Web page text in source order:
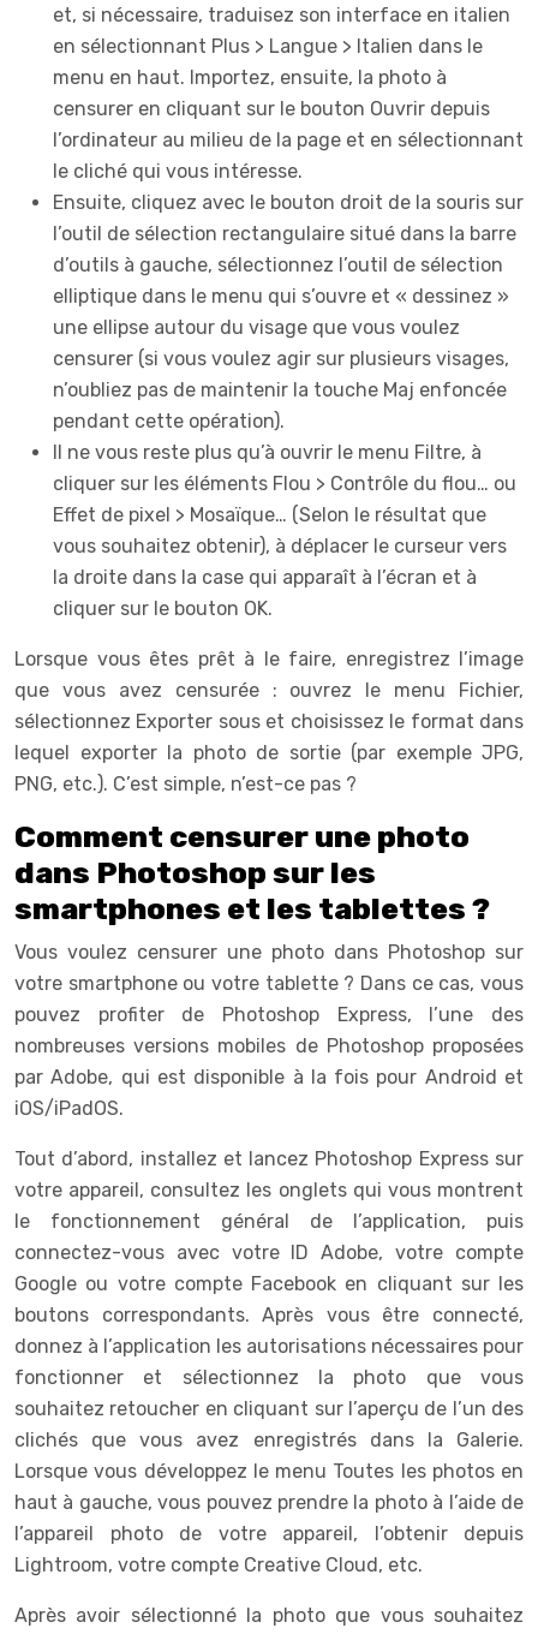
et, si nécessaire, traduisez son interface en italien
en sélectionnant Plus > Langue > Italien dans le
menu en haut. Importez, ensuite, la photo à
censurer en cliquant sur le bouton Ouvrir depuis
l’ordinateur au milieu de la page et en sélectionnant
le cliché qui vous intéresse.
Ensuite, cliquez avec le bouton droit de la souris sur
l’outil de sélection rectangulaire situé dans la barre
d’outils à gauche, sélectionnez l’outil de sélection
elliptique dans le menu qui s’ouvre et « dessinez »
une ellipse autour du visage que vous voulez
censurer (si vous voulez agir sur plusieurs visages,
n’oubliez pas de maintenir la touche Maj enfoncée
pendant cette opération).
Il ne vous reste plus qu’à ouvrir le menu Filtre, à
cliquer sur les éléments Flou > Contrôle du flou… ou
Effet de pixel > Mosaïque… (Selon le résultat que
vous souhaitez obtenir), à déplacer le curseur vers
la droite dans la case qui apparaît à l’écran et à
cliquer sur le bouton OK.
Lorsque vous êtes prêt à le faire, enregistrez l’image
que vous avez censurée : ouvrez le menu Fichier,
sélectionnez Exporter sous et choisissez le format dans
lequel exporter la photo de sortie (par exemple JPG,
PNG, etc.). C’est simple, n’est-ce pas ?
Comment censurer une photo
dans Photoshop sur les
smartphones et les tablettes ?
Vous voulez censurer une photo dans Photoshop sur
votre smartphone ou votre tablette ? Dans ce cas, vous
pouvez profiter de Photoshop Express, l’une des
nombreuses versions mobiles de Photoshop proposées
par Adobe, qui est disponible à la fois pour Android et
iOS/iPadOS.
Tout d’abord, installez et lancez Photoshop Express sur
votre appareil, consultez les onglets qui vous montrent
le fonctionnement général de l’application, puis
connectez-vous avec votre ID Adobe, votre compte
Google ou votre compte Facebook en cliquant sur les
boutons correspondants. Après vous être connecté,
donnez à l’application les autorisations nécessaires pour
fonctionner et sélectionnez la photo que vous
souhaitez retoucher en cliquant sur l’aperçu de l’un des
clichés que vous avez enregistrés dans la Galerie.
Lorsque vous développez le menu Toutes les photos en
haut à gauche, vous pouvez prendre la photo à l’aide de
l’appareil photo de votre appareil, l’obtenir depuis
Lightroom, votre compte Creative Cloud, etc.
Après avoir sélectionné la photo que vous souhaitez